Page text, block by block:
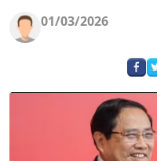
01/03/2026